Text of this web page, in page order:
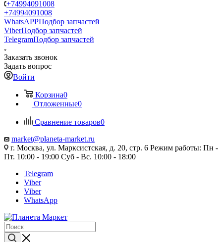
+74994091008
+74994091008
WhatsAPPПодбор запчастей
ViberПодбор запчастей
TelegramПодбор запчастей
Заказать звонок
Задать вопрос
Войти
Корзина0
Отложенные0
Сравнение товаров0
market@planeta-market.ru
г. Москва, ул. Марксистская, д. 20, стр. 6 Режим работы: Пн -
Пт. 10:00 - 19:00 Суб - Вс. 10:00 - 18:00
Telegram
Viber
Viber
WhatsApp